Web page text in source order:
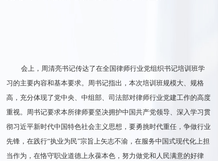
会上，周清亮书记传达了在全国律师行业党组织书记培训班学
习的主要内容和基本要求。周书记指出，本次培训班规模大、规格
高，充分体现了党中央、中组部、司法部对律师行业党建工作的高度
重视。周书记要求本所律师要坚决拥护中国共产党领导、深入学习贯
彻习近平新时代中国特色社会主义思想 ，要勇挑时代重任，争做行业
先锋，在践行“执业为民”宗旨上矢志不渝，在服务中国式现代化上担
当作为，在恪守职业道德上永葆本色，努力做党和人民满意的好律